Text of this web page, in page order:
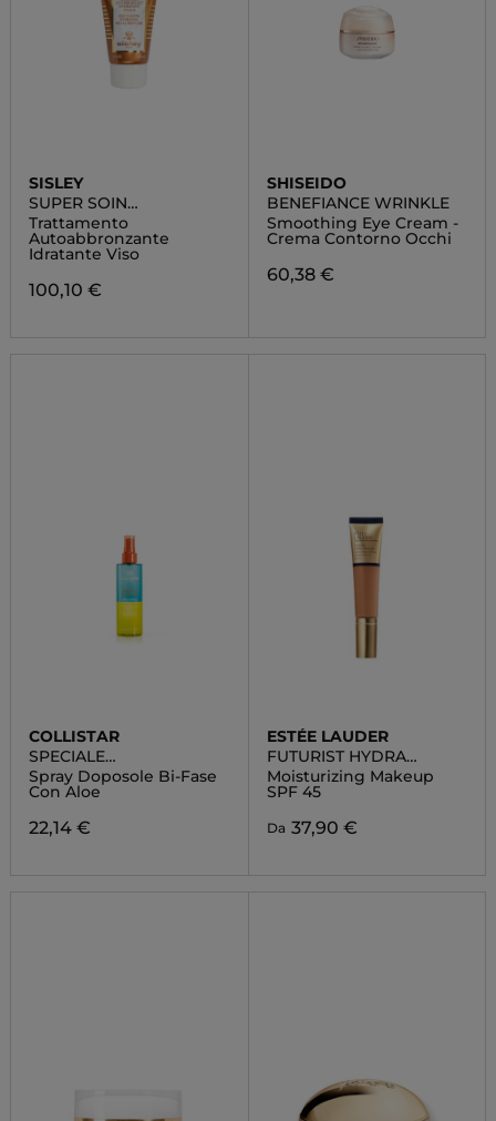
SISLEY
SUPER SOIN
AUTOBRONZANT
HYDRATANT VISAGE
Trattamento
Autoabbronzante
Idratante Viso
100,10 €
SHISEIDO
BENEFIANCE WRINKLE
Smoothing Eye Cream -
Crema Contorno Occhi
60,38 €
COLLISTAR
SPECIALE
ABBRONZATURA
PERFETTA
Spray Doposole Bi-Fase
Con Aloe
22,14 €
ESTÉE LAUDER
FUTURIST HYDRA
RESCUE
Moisturizing Makeup
SPF 45
Da 37,90 €